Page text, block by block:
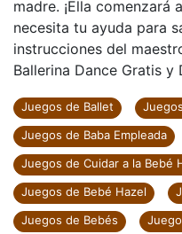
madre. ¡Ella
necesita tu ayuda para
instrucciones del
Ballerina Dance Gratis y
Juegos de Ballet
Juegos de Baba Empleada
Juegos de Cuidar a la Bebé
Juegos de Bebé Hazel
Juegos de Bebés